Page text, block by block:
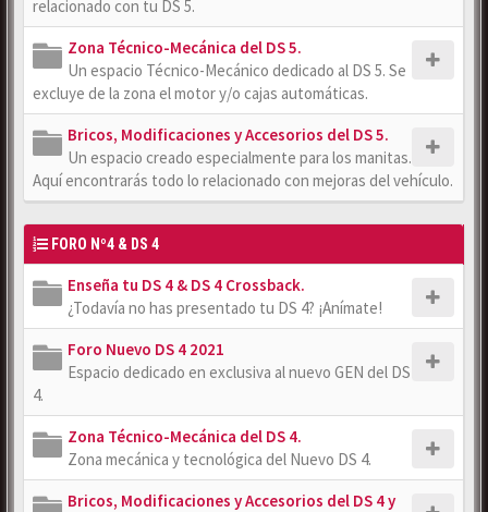
relacionado con tu DS 5.
Zona Técnico-Mecánica del DS 5.
Un espacio Técnico-Mecánico dedicado al DS 5. Se
excluye de la zona el motor y/o cajas automáticas.
Bricos, Modificaciones y Accesorios del DS 5.
Un espacio creado especialmente para los manitas.
Aquí encontrarás todo lo relacionado con mejoras del vehículo.
FORO Nº4 & DS 4
Enseña tu DS 4 & DS 4 Crossback.
¿Todavía no has presentado tu DS 4? ¡Anímate!
Foro Nuevo DS 4 2021
Espacio dedicado en exclusiva al nuevo GEN del DS
4.
Zona Técnico-Mecánica del DS 4.
Zona mecánica y tecnológica del Nuevo DS 4.
Bricos, Modificaciones y Accesorios del DS 4 y